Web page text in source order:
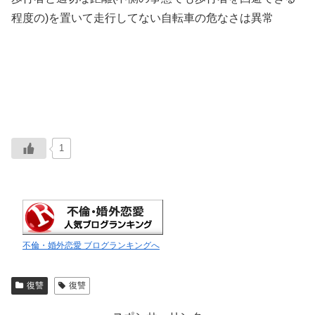
程度の)を置いて走行してない自転車の危なさは異常
1
不倫・婚外恋愛 ブログランキングへ
復讐 復讐